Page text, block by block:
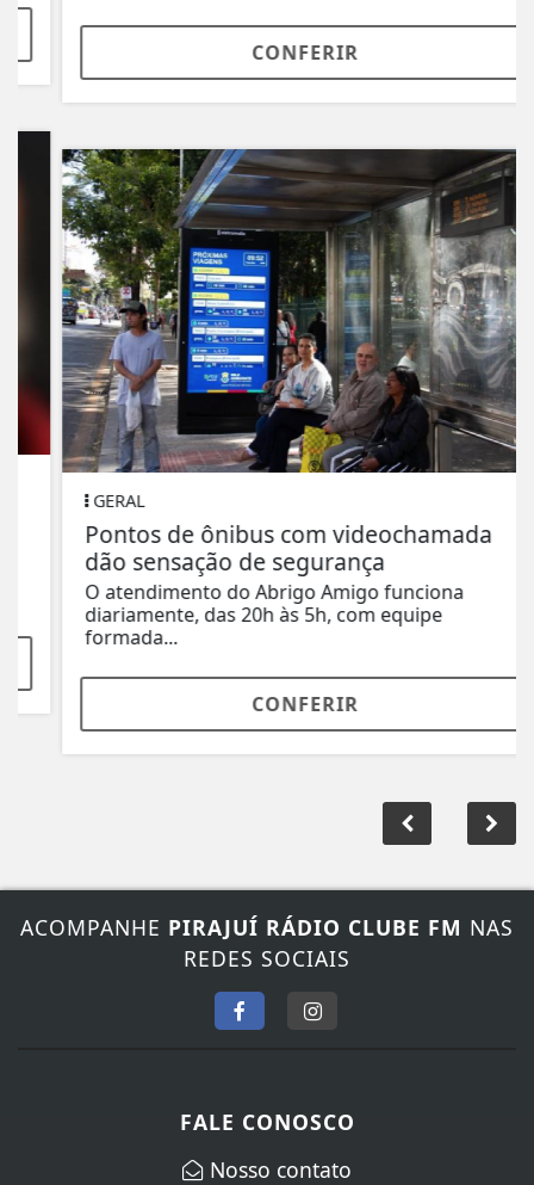
CONFERIR
GERAL
Pontos de ônibus com videochamada
dão sensação de segurança
O atendimento do Abrigo Amigo funciona
diariamente, das 20h às 5h, com equipe
formada...
CONFERIR
ACOMPANHE PIRAJUÍ RÁDIO CLUBE FM NAS
REDES SOCIAIS
FALE CONOSCO
Nosso contato